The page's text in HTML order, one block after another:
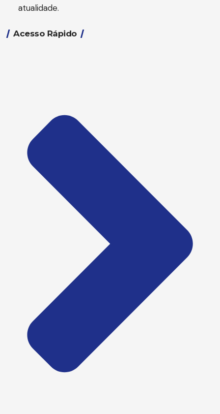
atualidade.
Acesso Rápido